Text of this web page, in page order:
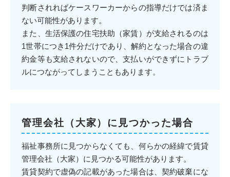
判断されればケースワーカーからの指導だけでは済ま
ない可能性があります。
また、生活保護の住宅扶助（家賃）が支給されるのは
1世帯につき1件分だけであり、解約となった場合の違
約金等も支給されないので、支払いができずにトラブ
ルにつながってしまうこともあります。
管理会社（大家）に見つかった場合
福祉事務所に見つからなくても、何らかの経緯で賃貸
管理会社（大家）に見つかる可能性があります。
賃貸契約で虚偽の記載があった場合は、契約破棄にな